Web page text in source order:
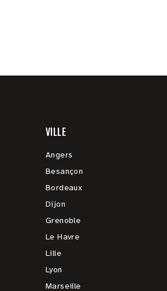
VILLE
Angers
Besançon
Bordeaux
Dijon
Grenoble
Le Havre
Lille
Lyon
Marseille